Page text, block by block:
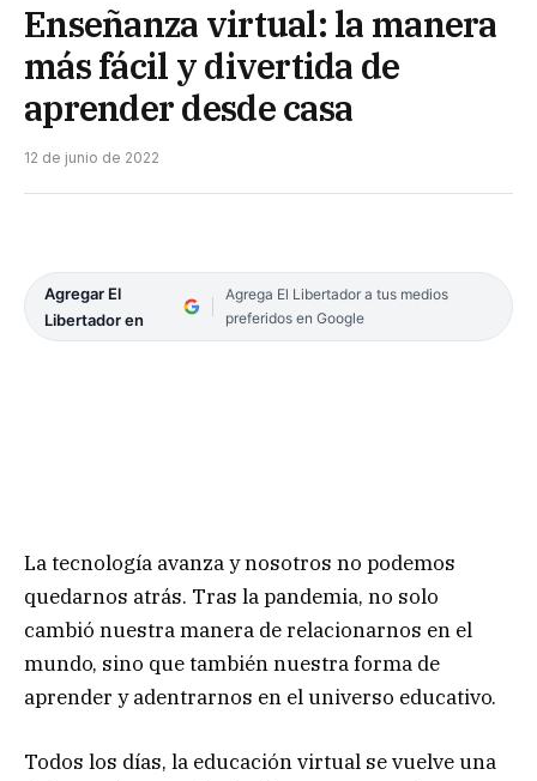
Enseñanza virtual: la manera
más fácil y divertida de
aprender desde casa
12 de junio de 2022
Agregar El
Libertador en
Agrega El Libertador a tus medios
preferidos en Google
La tecnología avanza y nosotros no podemos
quedarnos atrás. Tras la pandemia, no solo
cambió nuestra manera de relacionarnos en el
mundo, sino que también nuestra forma de
aprender y adentrarnos en el universo educativo.
Todos los días, la educación virtual se vuelve una